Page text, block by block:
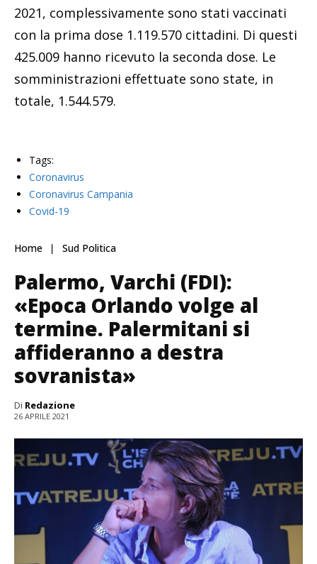
2021, complessivamente sono stati vaccinati
con la prima dose 1.119.570 cittadini. Di questi
425.009 hanno ricevuto la seconda dose. Le
somministrazioni effettuate sono state, in
totale, 1.544.579.
Tags:
Coronavirus
Coronavirus Campania
Covid-19
Home Sud Politica
Palermo, Varchi (FDI):
«Epoca Orlando volge al
termine. Palermitani si
affideranno a destra
sovranista»
Di Redazione
26 APRILE 2021